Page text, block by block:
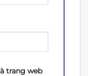
trang web